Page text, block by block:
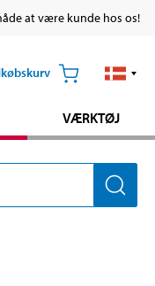
at være kunde hos os!
VÆRKTØJ